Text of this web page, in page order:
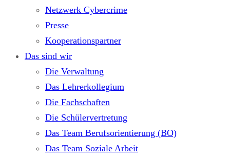
Netzwerk Cybercrime
Presse
Kooperationspartner
Das sind wir
Die Verwaltung
Das Lehrerkollegium
Die Fachschaften
Die Schülervertretung
Das Team Berufsorientierung (BO)
Das Team Soziale Arbeit